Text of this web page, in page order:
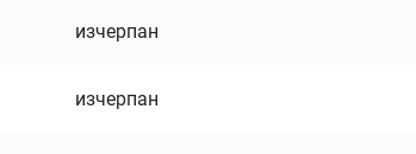
изчерпан
изчерпан